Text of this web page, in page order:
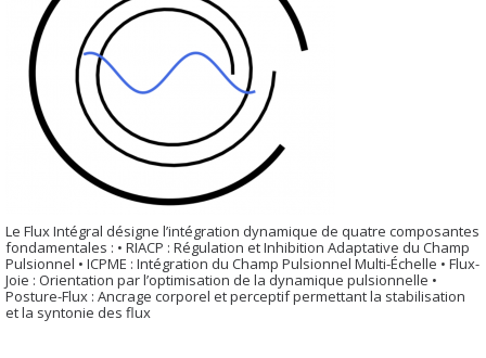
Le Flux Intégral désigne l’intégration dynamique de quatre composantes
fondamentales : • RIACP : Régulation et Inhibition Adaptative du Champ
Pulsionnel • ICPME : Intégration du Champ Pulsionnel Multi-Échelle • Flux-
Joie : Orientation par l’optimisation de la dynamique pulsionnelle •
Posture-Flux : Ancrage corporel et perceptif permettant la stabilisation
et la syntonie des flux